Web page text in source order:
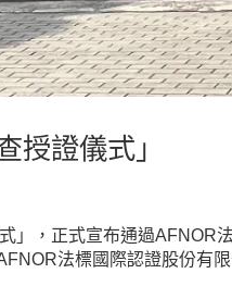
授證儀式」
，正式宣布通過AFNOR
法標國際認證股份有